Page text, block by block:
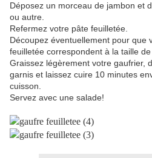
Déposez un morceau de jambon et
ou autre.
Refermez votre pâte feuilletée.
Découpez éventuellement pour que
feuilletée correspondent à la taille
Graissez légèrement votre gaufrier,
garnis et laissez cuire 10 minutes
cuisson.
Servez avec une salade!